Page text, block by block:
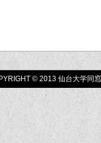
© 2013 仙台大学同